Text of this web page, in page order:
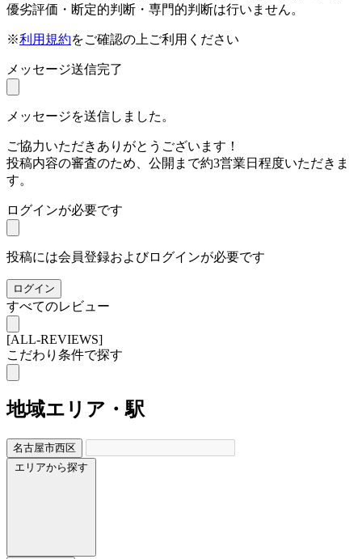
優劣評価・断定的判断・専門的判断は行いません。
※利用規約をご確認の上ご利用ください
メッセージ送信完了
メッセージを送信しました。
ご協力いただきありがとうございます！
投稿内容の審査のため、公開まで約3営業日程度いただきま
す。
ログインが必要です
投稿には会員登録およびログインが必要です
ログイン
すべてのレビュー
[ALL-REVIEWS]
こだわり条件で探す
地域エリア・駅
名古屋市西区
エリアから探す